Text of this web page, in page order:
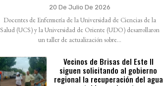
20 De Julio De 2026
Docentes de Enfermería de la Universidad de Ciencias de la
Salud (UCS) y la Universidad de Oriente (UDO) desarrollaron
un taller de actualización sobre...
Vecinos de Brisas del Este II
siguen solicitando al gobierno
regional la recuperación del agua